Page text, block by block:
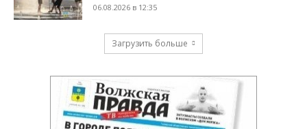
06.08.2026 в 12:35
Загрузить больше